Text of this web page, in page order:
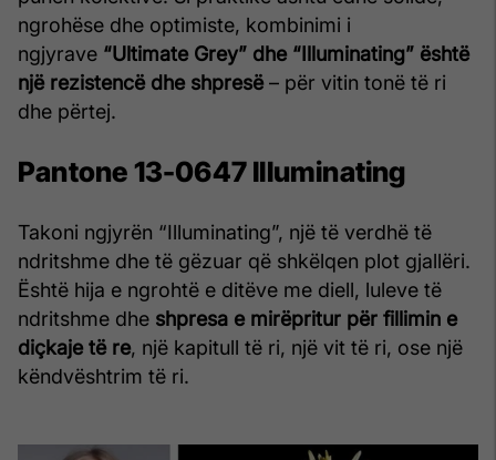
ngrohëse dhe optimiste, kombinimi i
ngjyrave “Ultimate Grey” dhe “Illuminating” është
një rezistencë dhe shpresë – për vitin tonë të ri
dhe përtej.
Pantone 13-0647 Illuminating
Takoni ngjyrën “Illuminating”, një të verdhë të
ndritshme dhe të gëzuar që shkëlqen plot gjallëri.
Është hija e ngrohtë e ditëve me diell, luleve të
ndritshme dhe shpresa e mirëpritur për fillimin e
diçkaje të re, një kapitull të ri, një vit të ri, ose një
këndvështrim të ri.